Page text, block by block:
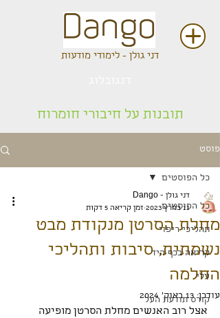
דני גולן - לימודי מודעות
תובנות על חיבורי חומרוח
פוסט
כל הפוסטים
תהליכי ריפוי
קריאה בכף היד
עלי
קורס תודעת העל
כל הפוסטים
מחלת הסרטן מנקודת מבט
נשמתית, סיבות ותהליכי
החלמה
דני גולן - Dango
11 במרץ 2023
זמן קריאה 5 דקות
עודכן:13 באוק׳ 2024
אצל רוב האנשים מחלת הסרטן מופיעה